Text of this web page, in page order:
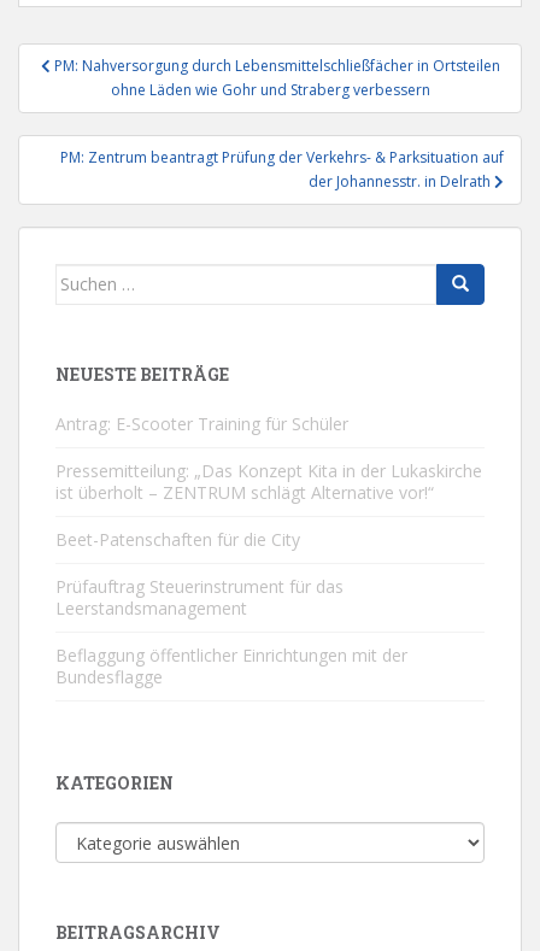
Beitragsnavigation
PM: Nahversorgung durch Lebensmittelschließfächer in Ortsteilen
ohne Läden wie Gohr und Straberg verbessern
PM: Zentrum beantragt Prüfung der Verkehrs- & Parksituation auf
der Johannesstr. in Delrath
Suchen
NEUESTE BEITRÄGE
Antrag: E-Scooter Training für Schüler
Pressemitteilung: „Das Konzept Kita in der Lukaskirche
ist überholt – ZENTRUM schlägt Alternative vor!“
Beet-Patenschaften für die City
Prüfauftrag Steuerinstrument für das
Leerstandsmanagement
Beflaggung öffentlicher Einrichtungen mit der
Bundesflagge
KATEGORIEN
Kategorien
BEITRAGSARCHIV